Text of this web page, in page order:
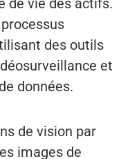
de vie des actifs.
des outils
et
données.
de vision par
images de